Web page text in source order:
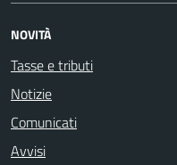
NOVITÀ
Tasse e tributi
Notizie
Comunicati
Avvisi